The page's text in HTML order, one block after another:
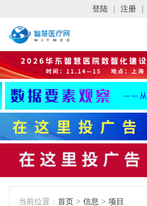
登陆 注册
当前位置： 首页 > 信息 > 项目